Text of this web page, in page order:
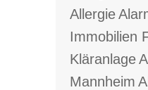
Allergie
Immobilien
Kläranlage
Mannheim